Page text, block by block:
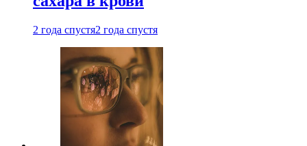
2 года спустя2 года спустя